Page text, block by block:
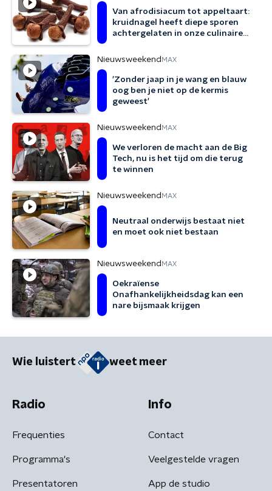
Van afrodisiacum tot appeltaart:
kruidnagel heeft diepe sporen
achtergelaten in onze culinaire
Nieuwsweekend MAX
'Zonder jaap in je wang en blauw
oog ben je niet op de kermis
geweest'
Nieuwsweekend MAX
We verloren de macht aan de Big
Tech, nu is het tijd om die terug
te winnen
Nieuwsweekend MAX
Neutraal onderwijs bestaat niet
en moet ook niet bestaan
Nieuwsweekend MAX
Oekraïense
Onafhankelijkheidsdag kan een
nare bijsmaak krijgen
Wie luistert weet meer
Radio
Frequenties
Programma's
Presentatoren
Info
Contact
Veelgestelde vragen
App de studio